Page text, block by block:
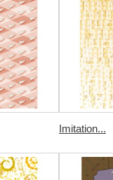
Imitation...